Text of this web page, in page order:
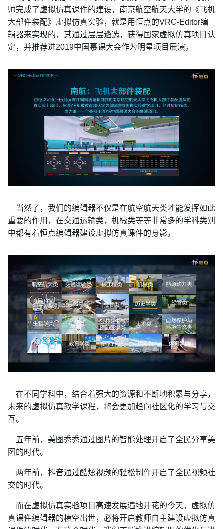
师完成了虚拟仿真课件的建设，南京航空航天大学的《飞机
大部件装配》虚拟仿真实验，就是用恒点的VRC-Editor编
辑器来实现的，其通过层层遴选，获得国家虚拟仿真项目认
定，并推荐进2019中国慕课大会作为明星项目展演。
当然了， 我们的编辑器不仅是在航空航天类才能发挥如此
重要的作用，在交通运输类，机械类等等非常多的学科类别
中都有着恒点编辑器建设虚拟仿真课件的身影。
在不同学科中，结合着强大的资源和不断地积累与分享，
未来的虚拟仿真教学课程，将会更加趋向社区化的学习与交
互。
五年前，美图秀秀通过图片的智能处理开启了全民分享美
图的时代。
两年前，抖音通过酷炫视频的轻松制作开启了全民视频社
交的时代。
而在虚拟仿真实验项目高速发展遍地开花的今天，虚拟仿
真课件编辑器的横空出世，必将开启教师自主建设虚拟仿真